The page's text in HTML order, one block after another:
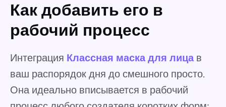
Как добавить его в
рабочий процесс
Интеграция Классная маска для лицав
ваш распорядок дня до смешного просто.
Она идеально вписывается в рабочий